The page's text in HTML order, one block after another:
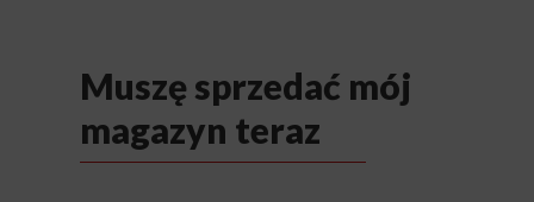
Muszę sprzedać mój
magazyn teraz